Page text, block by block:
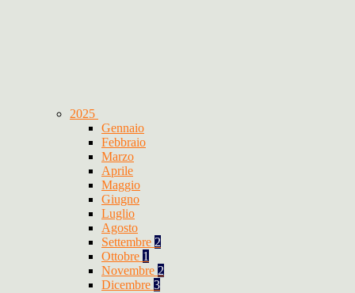
2025
Gennaio
Febbraio
Marzo
Aprile
Maggio
Giugno
Luglio
Agosto
Settembre 2
Ottobre 1
Novembre 2
Dicembre 3